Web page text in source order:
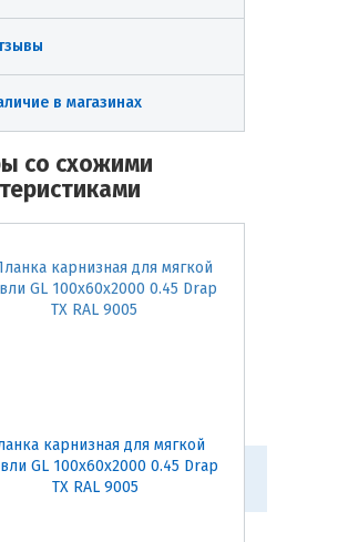
в магазинах
со схожими
карнизная для мягкой
GL 100х60х2000 0.45 Drap
TX RAL 9005